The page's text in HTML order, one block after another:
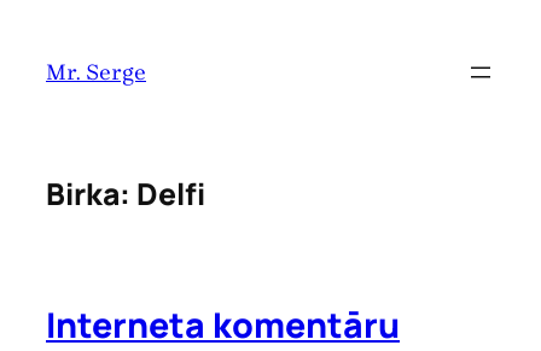
saturu
Mr. Serge
Birka: Delfi
Interneta komentāru